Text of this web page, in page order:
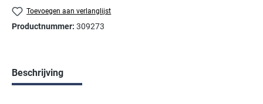
Toevoegen aan verlanglijst
Productnummer: 309273
Beschrijving